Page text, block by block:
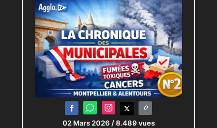
02 Mars 2026 / 8.489 vues